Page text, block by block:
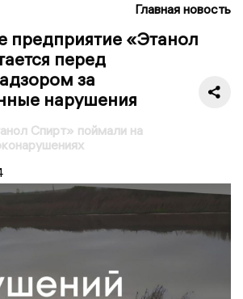
Главная новость
предприятие «Этанол
перед
за
нарушения
Спирт» поймали на